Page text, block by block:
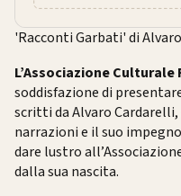
'Racconti Garbati' di
L’Associazione
soddisfazione di
scritti da Alvaro
narrazioni e il suo
dare lustro
dalla sua nascita.